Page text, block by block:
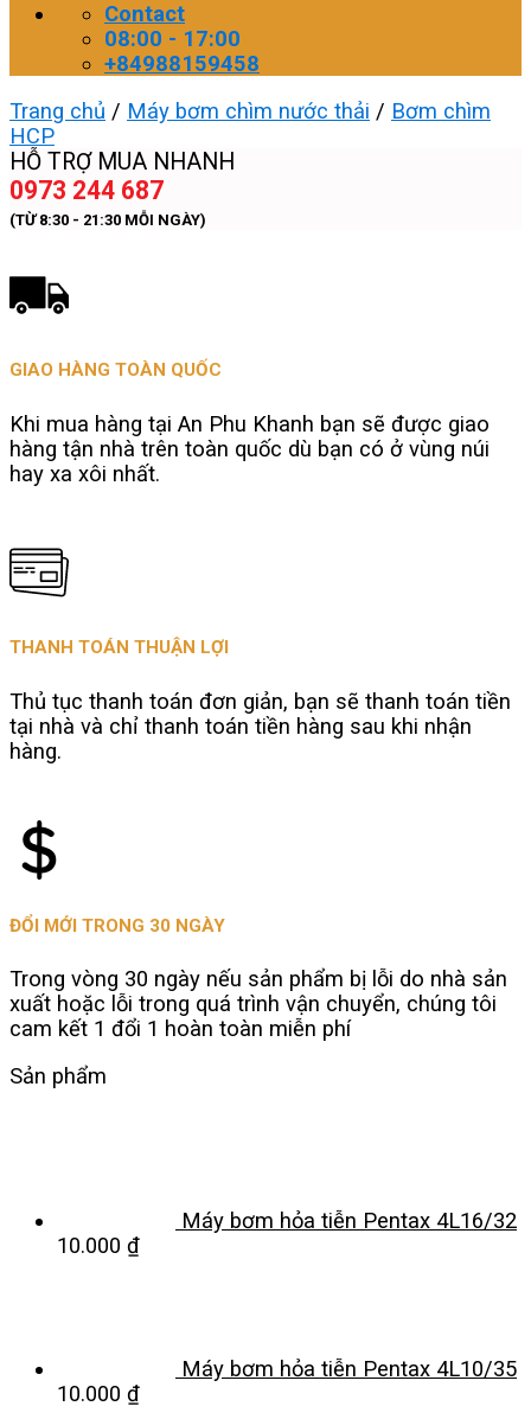
Contact
08:00 - 17:00
+84988159458
Trang chủ / Máy bơm chìm nước thải / Bơm chìm
HCP
HỖ TRỢ MUA NHANH
0973 244 687
(TỪ 8:30 - 21:30 MỖI NGÀY)
GIAO HÀNG TOÀN QUỐC
Khi mua hàng tại An Phu Khanh bạn sẽ được giao
hàng tận nhà trên toàn quốc dù bạn có ở vùng núi
hay xa xôi nhất.
THANH TOÁN THUẬN LỢI
Thủ tục thanh toán đơn giản, bạn sẽ thanh toán tiền
tại nhà và chỉ thanh toán tiền hàng sau khi nhận
hàng.
ĐỔI MỚI TRONG 30 NGÀY
Trong vòng 30 ngày nếu sản phẩm bị lỗi do nhà sản
xuất hoặc lỗi trong quá trình vận chuyển, chúng tôi
cam kết 1 đổi 1 hoàn toàn miễn phí
Sản phẩm
Máy bơm hỏa tiễn Pentax 4L16/32
10.000 ₫
Máy bơm hỏa tiễn Pentax 4L10/35
10.000 ₫